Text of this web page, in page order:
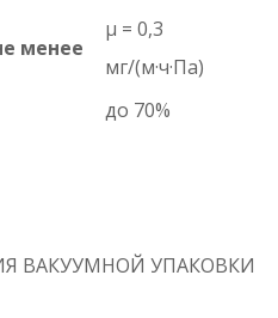
менее
μ = 0,3
мг/(м·ч·Па)
до 70%
ВАКУУМНОЙ УПАКОВКИ